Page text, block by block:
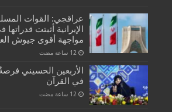
عراقجي: القوات
الإيرانية أثبتت قدراتها
مواجهة أقوى جيوش
الأربعين الحسيني فرصةٌ
في القرآن